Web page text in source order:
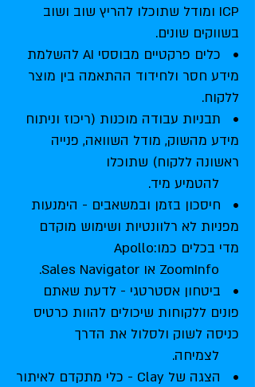
ICP ומודל שתוכלו להריץ שוב ושוב
בשווקים שונים.
• כלים פרקטיים מבוססי AI להשלמת
מידע חסר ולחידוד ההתאמה בין מוצר
ללקוח.
• תבניות עבודה מוכנות (ריכוז וניתוח
מידע מהשוק, מודל השוואה, פנייה
ראשונה ללקוח) שתוכלו
להטמיע מיד.
• חיסכון בזמן ובמשאבים - הימנעות
מפניות לא רלוונטיות ושימוש מוקדם
מדי בכלים כמו:Apollo
• ביטחון אסטרטגי - לדעת שאתם
פונים ללקוחות שיכולים להוות כרטיס
כניסה לשוק ולסלול את הדרך
לצמיחה.
• הצגה של Clay - כלי מתקדם לאיתור